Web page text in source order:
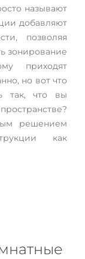
называют
добавляют
позволяя
зонирование
приходят
но вот что
так, что вы
решением
как